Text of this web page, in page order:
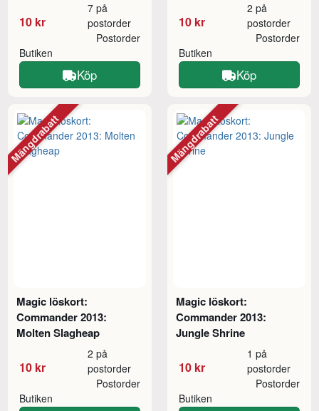
10 kr
7 på
postorder
Butiken
Postorder
Köp
10 kr
2 på
postorder
Butiken
Postorder
Köp
Magic löskort:
Commander 2013:
Molten Slagheap
10 kr
2 på
postorder
Butiken
Postorder
Mängdrabatt
Magic löskort:
Commander 2013:
Jungle Shrine
10 kr
1 på
postorder
Butiken
Postorder
Mängdrabatt